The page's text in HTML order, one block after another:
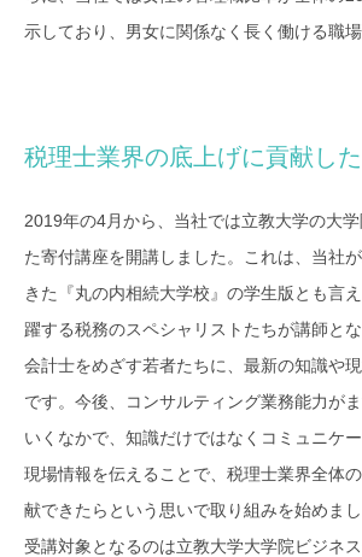
示しており、男女に関係なく長く働ける職
税理士業界の底上げに貢献し
2019年の4月から、当社では立教大学の大
た寄付講座を開講しました。これは、当社
きた『丸の内相続大学校』の学生版とも言
躍する税務のスペシャリストたちが講師と
会計士をめざす若者たちに、最新の知識や
です。今後、コンサルティング業務能力が
いくなかで、知識だけではなくコミュニケ
現場情報を伝えることで、税理士業界全体
献できたらという思いで取り組みを始めまし
受講対象となるのは立教大学大学院ビジネ